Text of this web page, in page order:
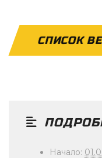
СПИСОК
Начало: